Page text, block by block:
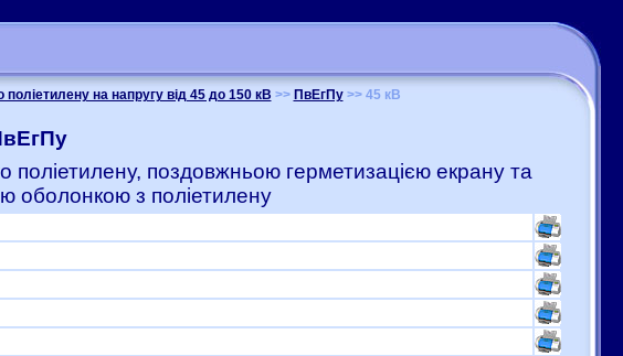
поліетилену на напругу від 45 до 150 кВ >> ПвЕгПу>> 45 кВ
поліетилену, поздовжньою герметизацією екрану та
оболонкою з поліетилену